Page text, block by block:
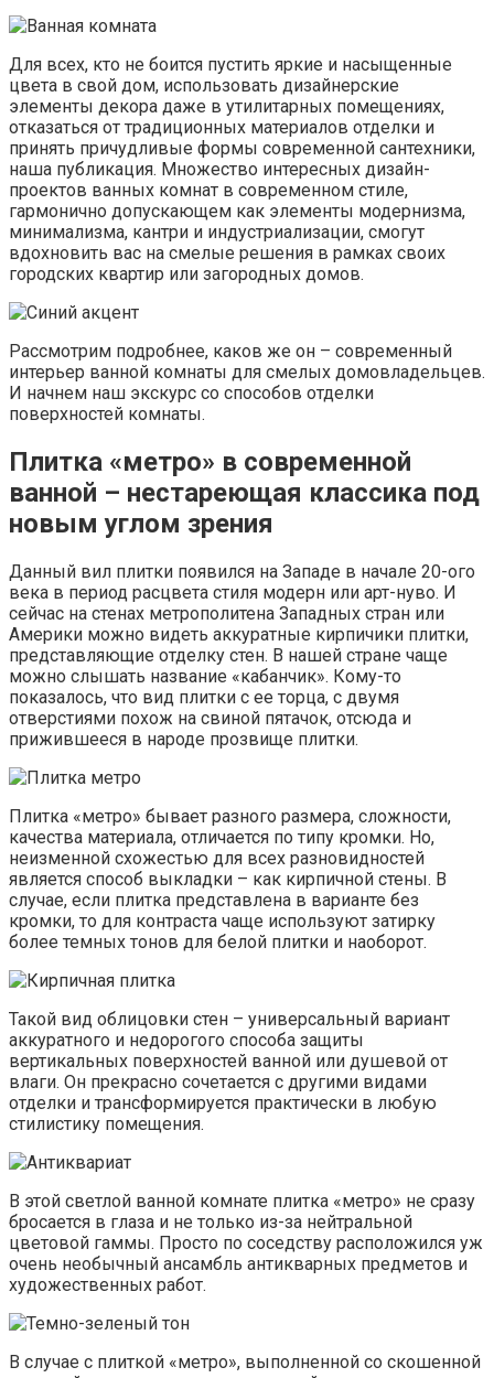
Для всех, кто не боится пустить яркие и насыщенные
цвета в свой дом, использовать дизайнерские
элементы декора даже в утилитарных помещениях,
отказаться от традиционных материалов отделки и
принять причудливые формы современной сантехники,
наша публикация. Множество интересных дизайн-
проектов ванных комнат в современном стиле,
гармонично допускающем как элементы модернизма,
минимализма, кантри и индустриализации, смогут
вдохновить вас на смелые решения в рамках своих
городских квартир или загородных домов.
Рассмотрим подробнее, каков же он – современный
интерьер ванной комнаты для смелых домовладельцев.
И начнем наш экскурс со способов отделки
поверхностей комнаты.
Плитка «метро» в современной
ванной – нестареющая классика под
новым углом зрения
Данный вил плитки появился на Западе в начале 20-ого
века в период расцвета стиля модерн или арт-нуво. И
сейчас на стенах метрополитена Западных стран или
Америки можно видеть аккуратные кирпичики плитки,
представляющие отделку стен. В нашей стране чаще
можно слышать название «кабанчик». Кому-то
показалось, что вид плитки с ее торца, с двумя
отверстиями похож на свиной пятачок, отсюда и
прижившееся в народе прозвище плитки.
Плитка «метро» бывает разного размера, сложности,
качества материала, отличается по типу кромки. Но,
неизменной схожестью для всех разновидностей
является способ выкладки – как кирпичной стены. В
случае, если плитка представлена в варианте без
кромки, то для контраста чаще используют затирку
более темных тонов для белой плитки и наоборот.
Такой вид облицовки стен – универсальный вариант
аккуратного и недорогого способа защиты
вертикальных поверхностей ванной или душевой от
влаги. Он прекрасно сочетается с другими видами
отделки и трансформируется практически в любую
стилистику помещения.
В этой светлой ванной комнате плитка «метро» не сразу
бросается в глаза и не только из-за нейтральной
цветовой гаммы. Просто по соседству расположился уж
очень необычный ансамбль антикварных предметов и
художественных работ.
В случае с плиткой «метро», выполненной со скошенной